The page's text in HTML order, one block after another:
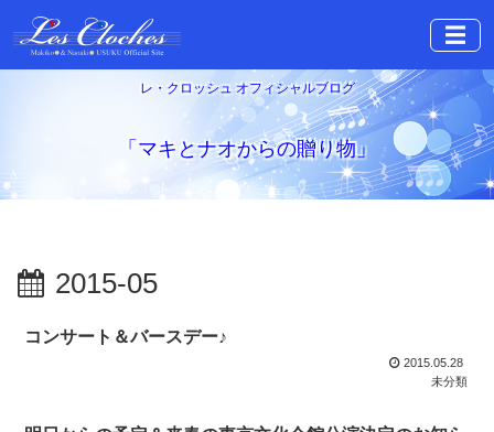
☰
レ・クロッシュ オフィシャルブログ
「マキとナオからの贈り物」
2015-05
コンサート＆バースデー♪
2015.05.28
未分類